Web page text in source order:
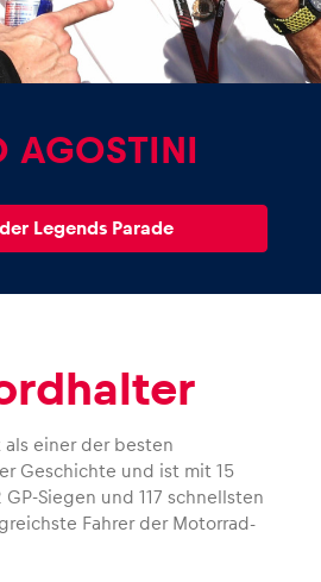
Alle anzeigen
Alle anzeigen
Alle anzeigen
AGOSTINI
Legends Parade
einer der besten
Geschichte und ist mit 15
Siegen und 117 schnellsten
Fahrer der Motorrad-